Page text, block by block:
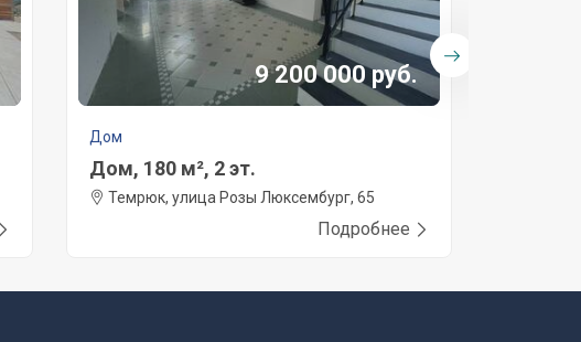
9 200 000 руб.
Дом
Дом, 180 м², 2 эт.
Темрюк, улица Розы Люксембург, 65
Подробнее